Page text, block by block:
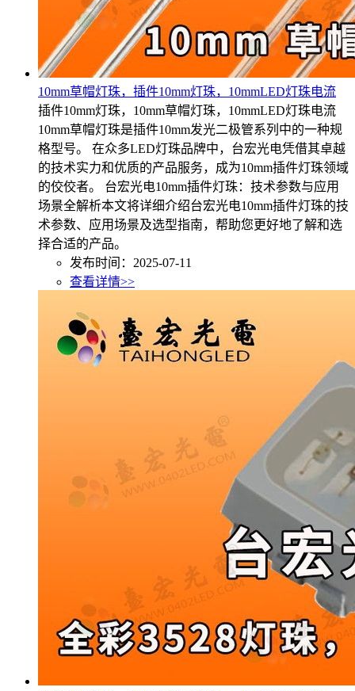
10mm草帽灯珠，插件10mm灯珠，10mmLED灯珠电流
插件10mm灯珠，10mm草帽灯珠，10mmLED灯珠电流
10mm草帽灯珠是插件10mm发光二极管系列中的一种规
格型号。 在众多LED灯珠品牌中，台宏光电凭借其卓越
的技术实力和优质的产品服务，成为10mm插件灯珠领域
的佼佼者。 台宏光电10mm插件灯珠：技术参数与应用
场景全解析本文将详细介绍台宏光电10mm插件灯珠的技
术参数、应用场景及选型指南，帮助您更好地了解和选
择合适的产品。
发布时间：2025-07-11
查看详情>>